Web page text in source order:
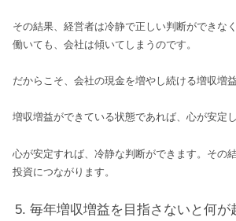
その結果、経営者は冷静で正しい判断ができな
働いても、会社は傾いてしまうのです。
だからこそ、会社の現金を増やし続ける増収増
増収増益ができている状態であれば、心が安定し
心が安定すれば、冷静な判断ができます。その
投資につながります。
毎年増収増益を目指さないと何が